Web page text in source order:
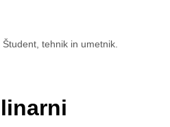
tehnik in umetnik.